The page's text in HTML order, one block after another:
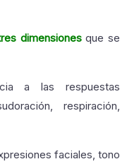
dimensionesque se
a las respuestas
respiración,
faciales, tono